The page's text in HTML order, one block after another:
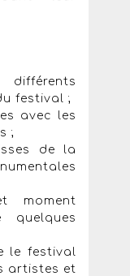
festival ;
avec les
;
de la
moment
quelques
le festival
artistes et